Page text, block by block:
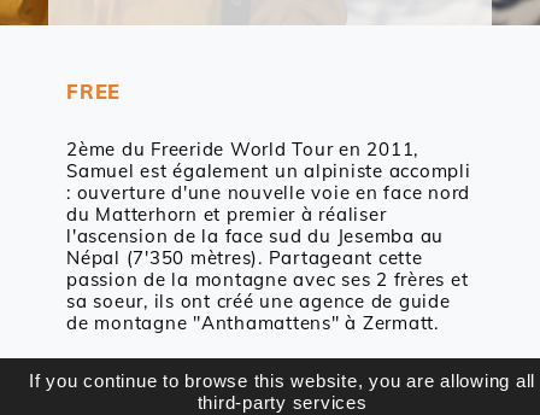
FREE
2ème du Freeride World Tour en 2011,
Samuel est également un alpiniste accompli
: ouverture d'une nouvelle voie en face nord
du Matterhorn et premier à réaliser
l'ascension de la face sud du Jesemba au
Népal (7'350 mètres). Partageant cette
passion de la montagne avec ses 2 frères et
sa soeur, ils ont créé une agence de guide
de montagne "Anthamattens" à Zermatt.
If you continue to browse this website, you are allowing all
third-party services